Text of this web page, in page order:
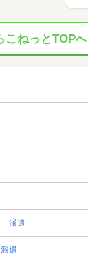
こねっとTOPへ
派遣
遣